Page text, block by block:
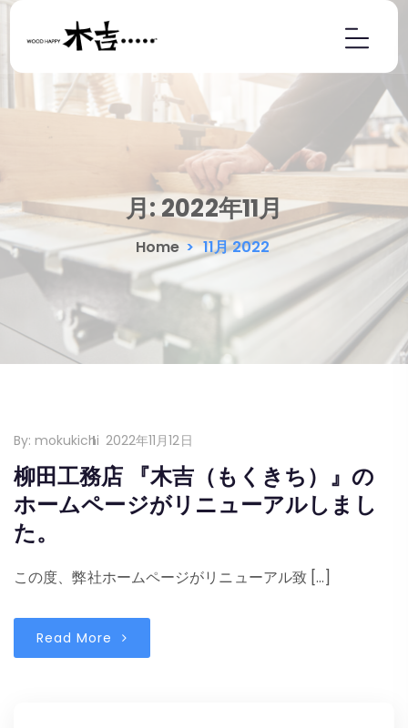
月:2022年11月
Home > 11月 2022
By: mokukichi 2022年11月12日
柳田工務店 『木吉（もくきち）』の
ホームページがリニューアルしまし
た。
この度、弊社ホームページがリニューアル致 […]
Read More